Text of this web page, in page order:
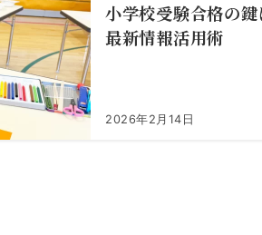
小学校受験合格の
最新情報活用術
2026年2月14日